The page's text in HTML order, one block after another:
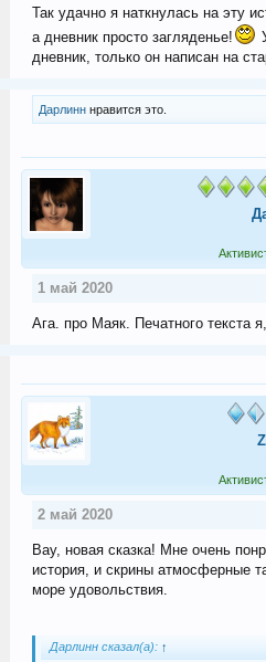
Так удачно я наткнулась на эту
а дневник просто загляденье!
дневник, только он написан на
Дарлинннравится это.
1 май 2020
Ага. про Маяк. Печатного текста
2 май 2020
Вау, новая сказка! Мне очень
история, и скрины атмосферные
море удовольствия.
Дарлинн сказал(а): ↑